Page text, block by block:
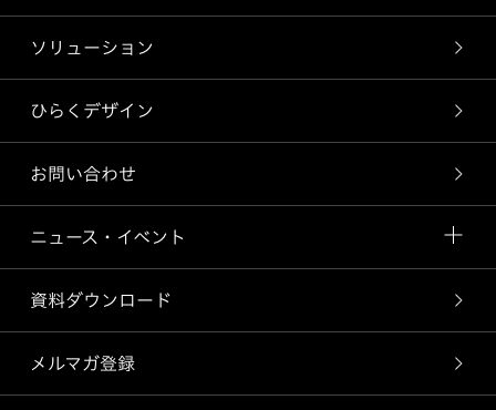
ソリューション
ひらくデザイン
お問い合わせ
ニュース・イベント
資料ダウンロード
メルマガ登録